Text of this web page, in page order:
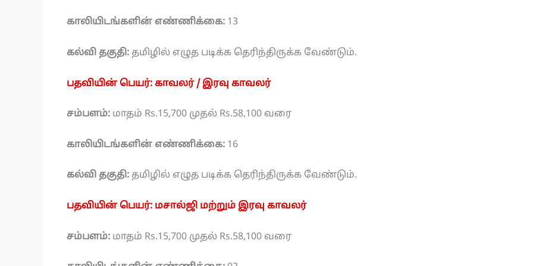
காலியிடங்களின் எண்ணிக்கை: 13
கல்வி தகுதி: தமிழில் எழுத படிக்க தெரிந்திருக்க வேண்டும்.
பதவியின் பெயர்: காவலர் / இரவு காவலர்
சம்பளம்: மாதம் Rs.15,700 முதல் Rs.58,100 வரை
காலியிடங்களின் எண்ணிக்கை: 16
கல்வி தகுதி: தமிழில் எழுத படிக்க தெரிந்திருக்க வேண்டும்.
பதவியின் பெயர்: மசால்ஜி மற்றும் இரவு காவலர்
சம்பளம்: மாதம் Rs.15,700 முதல் Rs.58,100 வரை